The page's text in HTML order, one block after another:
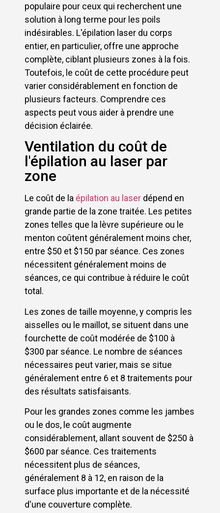
populaire pour ceux qui recherchent une
solution à long terme pour les poils
indésirables. L'épilation laser du corps
entier, en particulier, offre une approche
complète, ciblant plusieurs zones à la fois.
Toutefois, le coût de cette procédure peut
varier considérablement en fonction de
plusieurs facteurs. Comprendre ces
aspects peut vous aider à prendre une
décision éclairée.
Ventilation du coût de
l'épilation au laser par
zone
Le coût de la épilation au laser dépend en
grande partie de la zone traitée. Les petites
zones telles que la lèvre supérieure ou le
menton coûtent généralement moins cher,
entre $50 et $150 par séance. Ces zones
nécessitent généralement moins de
séances, ce qui contribue à réduire le coût
total.
Les zones de taille moyenne, y compris les
aisselles ou le maillot, se situent dans une
fourchette de coût modérée de $100 à
$300 par séance. Le nombre de séances
nécessaires peut varier, mais se situe
généralement entre 6 et 8 traitements pour
des résultats satisfaisants.
Pour les grandes zones comme les jambes
ou le dos, le coût augmente
considérablement, allant souvent de $250 à
$600 par séance. Ces traitements
nécessitent plus de séances,
généralement 8 à 12, en raison de la
surface plus importante et de la nécessité
d'une couverture complète.